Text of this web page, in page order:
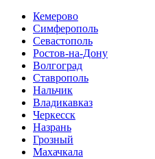
Кемерово
Симферополь
Севастополь
Ростов-на-Дону
Волгоград
Ставрополь
Нальчик
Владикавказ
Черкесск
Назрань
Грозный
Махачкала